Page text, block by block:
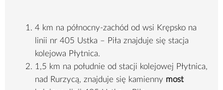
4 km na północny-zachód od wsi Krępsko na
linii nr 405 Ustka – Piła znajduje się stacja
kolejowa Płytnica.
1,5 km na południe od stacji kolejowej Płytnica,
nad Rurzycą, znajduje się kamienny most